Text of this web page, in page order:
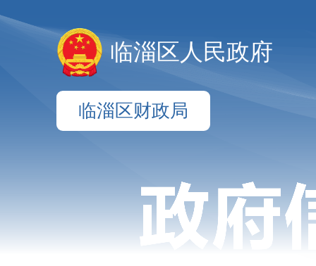
临淄区人民政府
临淄区财政局